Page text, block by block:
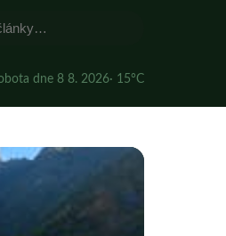
dne 8 8. 2026· 15°C